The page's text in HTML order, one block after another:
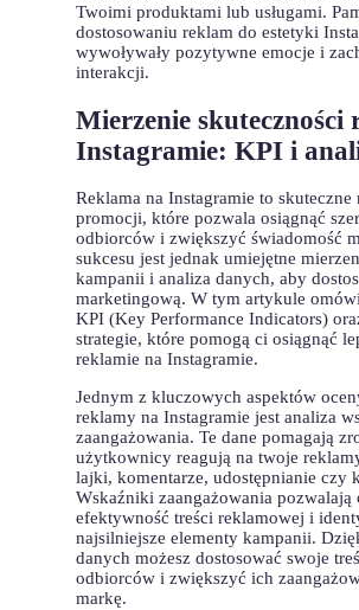
⁢Twoimi produktami‍ lub usługami.
dostosowaniu ⁣reklam ​do estetyki
wywoływały pozytywne emocje⁣ i
interakcji.
Mierzenie skuteczności
Instagramie: KPI i
Reklama na ⁢Instagramie to skuteczne
‍promocji, które pozwala osiągnąć‌
⁢odbiorców i zwiększyć świadomość
sukcesu⁤ jest jednak ⁢umiejętne
kampanii i analiza danych, aby⁣
marketingową. W tym artykule
KPI (Key Performance Indicators)
strategie,⁤ które pomogą⁢ ci osiągnąć
reklamie na Instagramie.
Jednym z kluczowych aspektów
⁤reklamy⁤ na Instagramie⁢ jest analiza
zaangażowania. Te ‌dane pomagają
użytkownicy reagują na twoje
lajki, komentarze, udostępnianie czy
Wskaźniki zaangażowania⁢ pozwalają⁤
efektywność treści‍ reklamowej i
najsilniejsze elementy kampanii.⁣
danych możesz​ dostosować ​swoje
odbiorców i zwiększyć ich
markę.